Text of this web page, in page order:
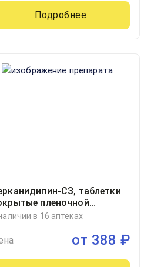
Подробнее
СЗ, таблетки
пленочной
20миллиграмм
в 16 аптеках
от 388 ₽